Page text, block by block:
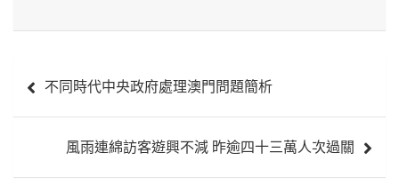
章
不同時代中央政府處理澳門問題簡析
風雨連綿訪客遊興不減 昨逾四十三萬人次過關